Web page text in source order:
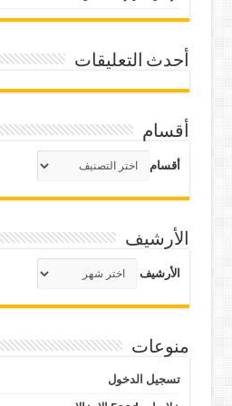
أحدث التعليقات
أقسام
أقسام
الأرشيف
الأرشيف
منوعات
تسجيل الدخول